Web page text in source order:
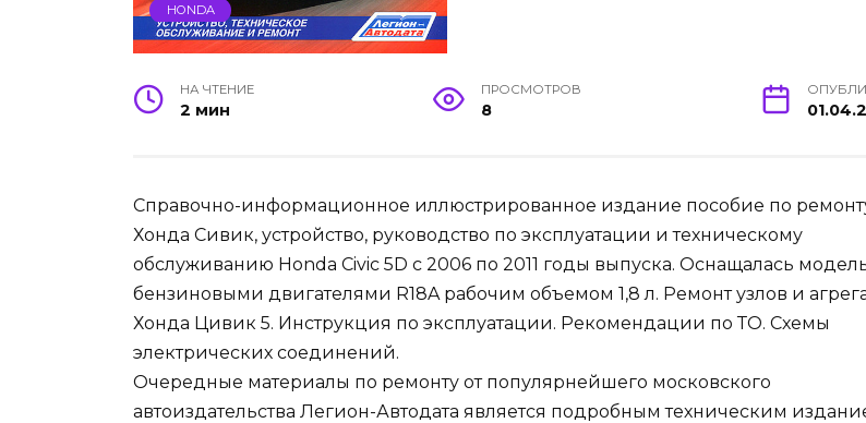
HONDA
НА ЧТЕНИЕ
2 мин
ПРОСМОТРОВ
8
Справочно-информационное иллюстрированное издание пособие по
Хонда Сивик, устройство, руководство по эксплуатации и техническому
обслуживанию Honda Civic 5D с 2006 по 2011 годы выпуска. Оснащалась
бензиновыми двигателями R18A рабочим объемом 1,8 л. Ремонт узлов и
Хонда Цивик 5. Инструкция по эксплуатации. Рекомендации по ТО. Схемы
электрических соединений.
Очередные материалы по ремонту от популярнейшего московского
автоиздательства Легион-Автодата является подробным техническим